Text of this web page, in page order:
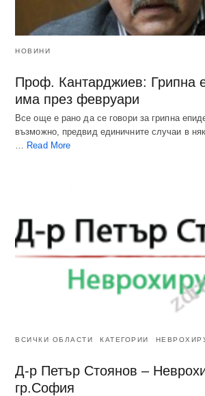
НОВИНИ
Проф. Кантарджиев: Грипна
има през февруари
Все още е рано да се говори за грипна
възможно, предвид единичните случаи в
… Read More
ВСИЧКИ ОБЛАСТИ КАТЕГОРИИ
Д-р Петър Стоянов –
гр.София